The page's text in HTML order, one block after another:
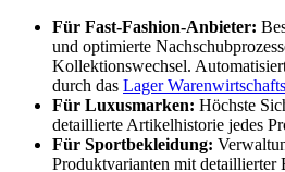
Für Fast-Fashion-Anbieter:
und optimierte
Kollektionswechsel.
durch das Lager
Für Luxusmarken: Höchste
detaillierte Artikelhistorie jedes
Für Sportbekleidung:
Produktvarianten mit detaillierter